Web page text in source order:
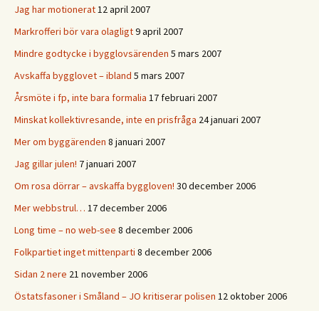
Jag har motionerat12 april 2007
Markrofferi bör vara olagligt9 april 2007
Mindre godtycke i bygglovsärenden 5 mars 2007
Avskaffa bygglovet – ibland 5 mars 2007
Årsmöte i fp, inte bara formalia 17 februari 2007
Minskat kollektivresande, inte en prisfråga 24 januari 2007
Mer om byggärenden 8 januari 2007
Jag gillar julen! 7 januari 2007
Om rosa dörrar – avskaffa byggloven! 30 december 2006
Mer webbstrul… 17 december 2006
Long time – no web-see 8 december 2006
Folkpartiet inget mittenparti 8 december 2006
Sidan 2 nere 21 november 2006
Östatsfasoner i Småland – JO kritiserar polisen 12 oktober 2006